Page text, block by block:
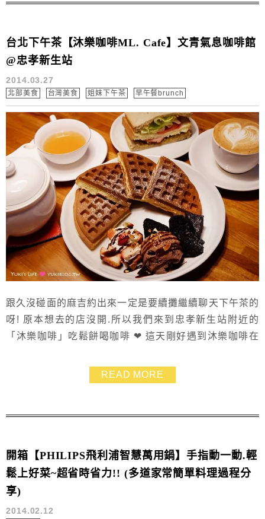
些馬上就可以輕鬆變出餐廳級的早午餐和...
台北下午茶【沐樂咖啡ML. Cafe】文青氣息咖啡館
@忠孝新生站
2014.03.27
北部美食 台灣美食 姐妹下午茶 早午餐brunch
跟久沒碰面的麻吉約出來一定是要續攤繼續聊天下午茶的
呀! 原本想去的店沒開.所以我們來到忠孝新生站附近的
「沐樂咖啡」吃鬆餅喝咖啡 ❤ 這天剛好遇到沐樂咖啡在
@@” 不過我喜歡店員服務親切笑容滿面~~大加分!
READ MORE
開箱【PHILIPS飛利浦智慧萬用鍋】手指動一動.輕
鬆上好菜~超省時省力!! (多道家常簡單料理過程分
享)
2014.02.12